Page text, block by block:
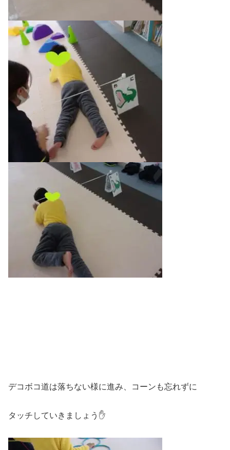
デコボコ道は落ちない様に進み、コーンも忘れずに
タッチしていきましょう✋